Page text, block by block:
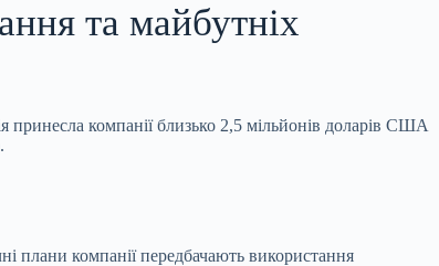
та майбутніх
принесла компанії близько 2,5 мільйонів доларів США
плани компанії передбачають використання